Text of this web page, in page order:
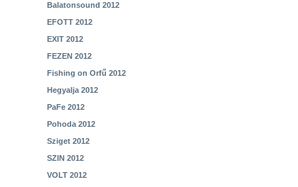
Balatonsound 2012
EFOTT 2012
EXIT 2012
FEZEN 2012
Fishing on Orfű 2012
Hegyalja 2012
PaFe 2012
Pohoda 2012
Sziget 2012
SZIN 2012
VOLT 2012